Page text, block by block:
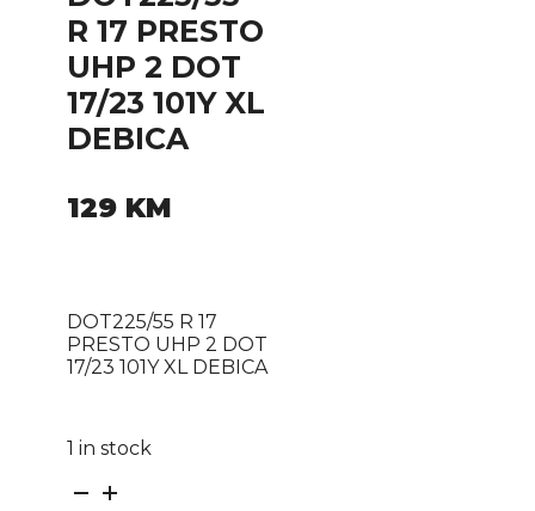
R 17 PRESTO
UHP 2 DOT
17/23 101Y XL
DEBICA
129 KM
DOT225/55 R 17
PRESTO UHP 2 DOT
17/23 101Y XL DEBICA
1 in stock
DOT225/55